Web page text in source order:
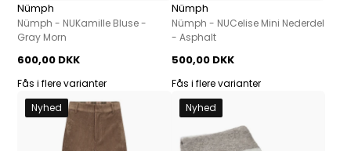
Nümph
Nümph - NUKamille Bluse -
Gray Morn
600,00 DKK
Fås i flere varianter
Nümph
Nümph - NUCelise Mini Nederdel
- Asphalt
500,00 DKK
Fås i flere varianter
Nyhed
Nyhed